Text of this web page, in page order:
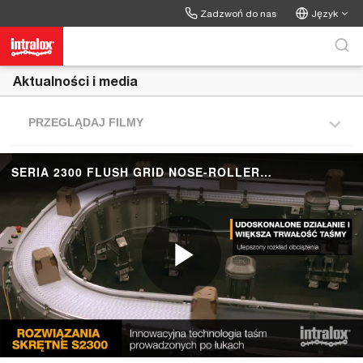
Zadzwoń do nas Język
Aktualności i media
PRZEGLĄDAJ FILMY
SERIA 2300 FLUSH GRID NOSE-ROLLER TIGHT TURNING
P